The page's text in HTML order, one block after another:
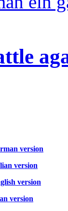
version
version
version
version